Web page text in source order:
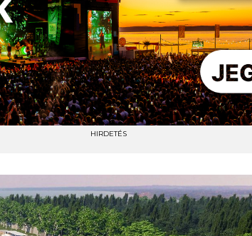
HIRDETÉS